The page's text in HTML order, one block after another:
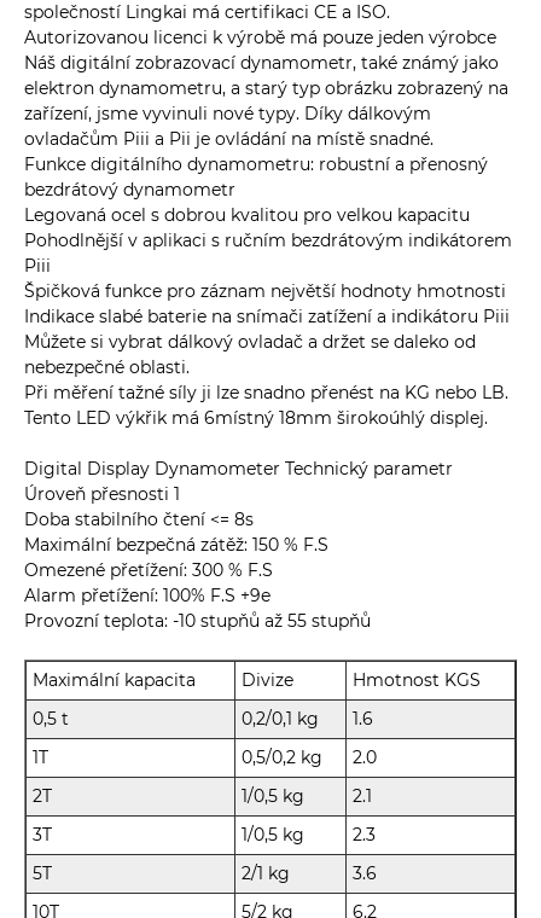
společností Lingkai má certifikaci CE a ISO.
Autorizovanou licenci k výrobě má pouze jeden výrobce
Náš digitální zobrazovací dynamometr, také známý jako
elektron dynamometru, a starý typ obrázku zobrazený na
zařízení, jsme vyvinuli nové typy. Díky dálkovým
ovladačům Piii a Pii je ovládání na místě snadné.
Funkce digitálního dynamometru: robustní a přenosný
bezdrátový dynamometr
Legovaná ocel s dobrou kvalitou pro velkou kapacitu
Pohodlnější v aplikaci s ručním bezdrátovým indikátorem
Piii
Špičková funkce pro záznam největší hodnoty hmotnosti
Indikace slabé baterie na snímači zatížení a indikátoru Piii
Můžete si vybrat dálkový ovladač a držet se daleko od
nebezpečné oblasti.
Při měření tažné síly ji lze snadno přenést na KG nebo LB.
Tento LED výkřik má 6místný 18mm širokoúhlý displej.
Digital Display Dynamometer Technický parametr
Úroveň přesnosti 1
Doba stabilního čtení <= 8s
Maximální bezpečná zátěž: 150 % F.S
Omezené přetížení: 300 % F.S
Alarm přetížení: 100% F.S +9e
Provozní teplota: -10 stupňů až 55 stupňů
Maximální kapacita Divize
Hmotnost KGS
0,5 t
0,2/0,1 kg
1.6
1T
0,5/0,2 kg
2.0
2T
1/0,5 kg
2.1
3T
1/0,5 kg
2.3
5T
2/1 kg
3.6
10T
5/2 kg 6.2